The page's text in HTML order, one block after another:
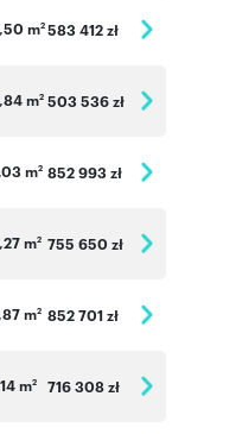
m2 583 412 zł
m2 503 536 zł
m2 852 993 zł
m2 755 650 zł
m2 852 701 zł
m2 716 308 zł